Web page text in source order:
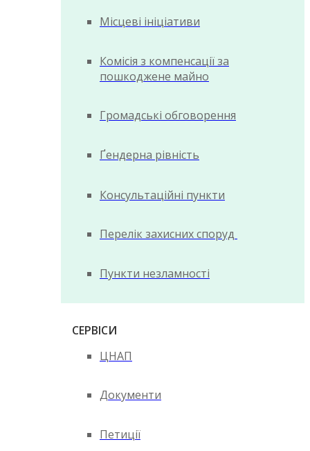
Місцеві ініціативи
Комісія з компенсації за
пошкоджене майно
Громадські обговорення
Ґендерна рівність
Консультаційні пункти
Перелік захисних споруд
Пункти незламності
СЕРВІСИ
ЦНАП
Документи
Петиції